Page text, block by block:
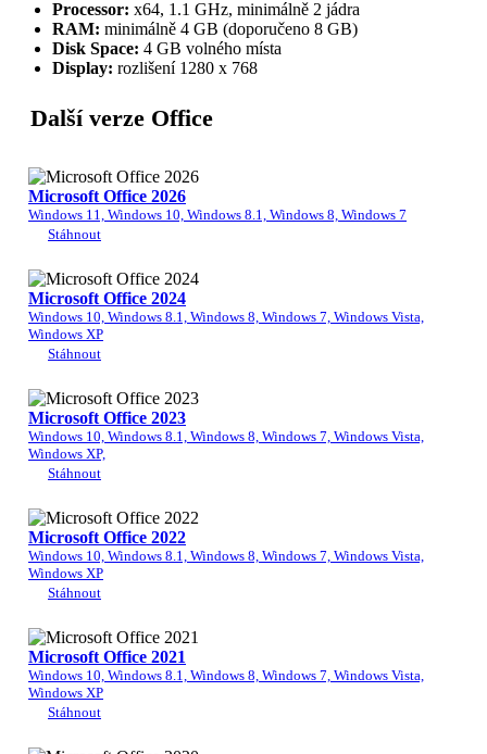
Processor: x64, 1.1 GHz, minimálně 2 jádra
RAM: minimálně 4 GB (doporučeno 8 GB)
Disk Space: 4 GB volného místa
Display: rozlišení 1280 x 768
Další verze Office
Microsoft Office 2026
Windows 11, Windows 10, Windows 8.1, Windows 8, Windows 7
Stáhnout
Microsoft Office 2024
Windows 10, Windows 8.1, Windows 8, Windows 7, Windows Vista,
Windows XP
Stáhnout
Microsoft Office 2023
Windows 10, Windows 8.1, Windows 8, Windows 7, Windows Vista,
Windows XP,
Stáhnout
Microsoft Office 2022
Windows 10, Windows 8.1, Windows 8, Windows 7, Windows Vista,
Windows XP
Stáhnout
Microsoft Office 2021
Windows 10, Windows 8.1, Windows 8, Windows 7, Windows Vista,
Windows XP
Stáhnout